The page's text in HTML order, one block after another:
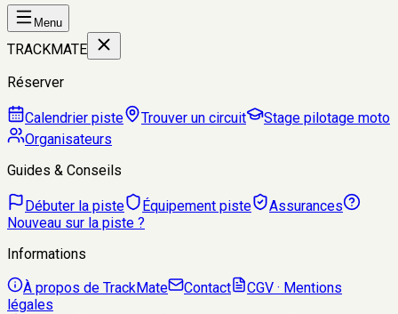
Menu
TRACKMATE
Réserver
Calendrier piste Trouver un circuit
Stage pilotage moto
Organisateurs
Guides & Conseils
Débuter la piste Équipement piste
Assurances
Nouveau sur la piste ?
Informations
À propos de TrackMate
Contact
CGV · Mentions
légales